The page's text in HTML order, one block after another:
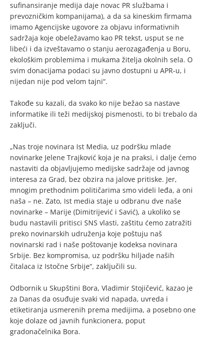
sufinansiranje medija daje novac PR službama i
prevozničkim kompanijama), a da sa kineskim firmama
imamo Agencijske ugovore za objavu informativnih
sadržaja koje obeležavamo kao PR tekst, usput se ne
libeći i da izveštavamo o stanju aerozagađenja u Boru,
ekološkim problemima i mukama žitelja okolnih sela. O
svim donacijama podaci su javno dostupni u APR-u, i
nijedan nije pod velom tajni“.
Takođe su kazali, da svako ko nije bežao sa nastave
informatike ili teži medijskoj pismenosti, to bi trebalo da
zaključi.
„Nas troje novinara Ist Media, uz podršku mlade
novinarke Jelene Trajković koja je na praksi, i dalje ćemo
nastaviti da objavljujemo medijske sadržaje od javnog
interesa za Grad, bez obzira na jalove pritiske. Jer,
mnogim prethodnim političarima smo videli leđa, a oni
naša – ne. Zato, Ist media staje u odbranu dve naše
novinarke – Marije (Dimitrijević i Savić), a ukoliko se
budu nastavili pritisci SNS vlasti, zaštitu ćemo zatražiti
preko novinarskih udruženja koje poštuju naš
novinarski rad i naše poštovanje kodeksa novinara
Srbije. Bez kompromisa, uz podršku hiljade naših
čitalaca iz Istočne Srbije“, zaključili su.
Odbornik u Skupštini Bora, Vladimir Stojičević, kazao je
za Danas da osuđuje svaki vid napada, uvreda i
etiketiranja usmerenih prema medijima, a posebno one
koje dolaze od javnih funkcionera, poput
gradonačelnika Bora.